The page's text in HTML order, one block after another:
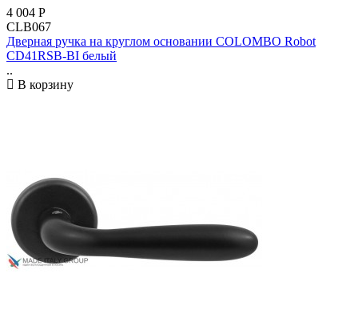
4 004 Р
CLB067
Дверная ручка на круглом основании COLOMBO Robot
CD41RSB-BI белый
..
В корзину